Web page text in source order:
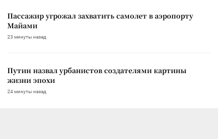
Пассажир угрожал захватить самолет в аэропорту
Майами
23 минуты назад
Путин назвал урбанистов создателями картины
жизни эпохи
24 минуты назад